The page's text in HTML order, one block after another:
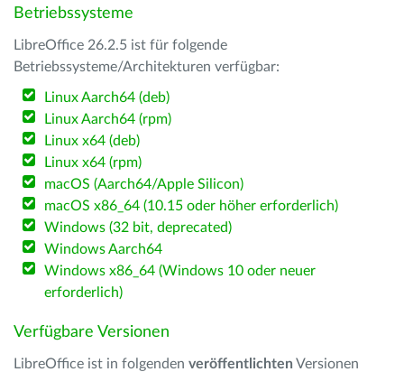
Betriebssysteme
LibreOffice 26.2.5 ist für folgende
Betriebssysteme/Architekturen verfügbar:
Linux Aarch64 (deb)
Linux Aarch64 (rpm)
Linux x64 (deb)
Linux x64 (rpm)
macOS (Aarch64/Apple Silicon)
macOS x86_64 (10.15 oder höher erforderlich)
Windows (32 bit, deprecated)
Windows Aarch64
Windows x86_64 (Windows 10 oder neuer
erforderlich)
Verfügbare Versionen
LibreOffice ist in folgenden veröffentlichten Versionen